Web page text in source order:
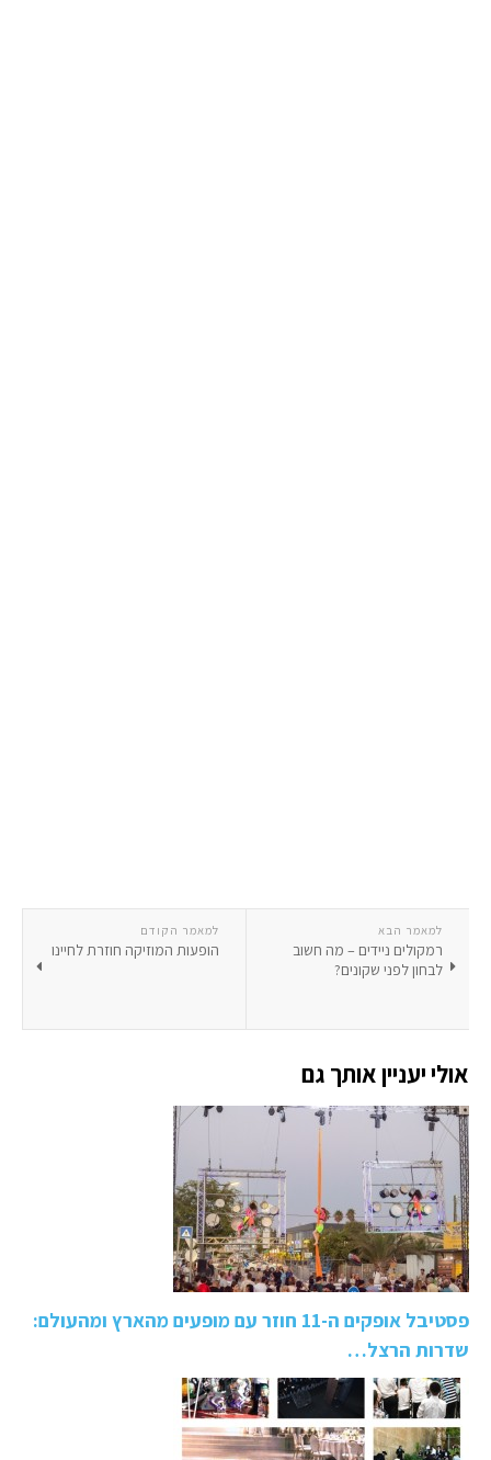
למאמר הקודם
הופעות המוזיקה חוזרת לחיינו
למאמר הבא
רמקולים ניידים – מה חשוב
לבחון לפני שקונים?
אולי יעניין אותך גם
פסטיבל אופקים ה-11 חוזר עם מופעים מהארץ ומהעולם:
שדרות הרצל…